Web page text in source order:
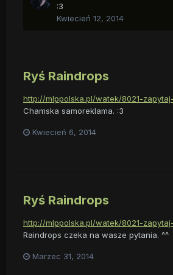
:3
Kwiecień 12, 2014
Ryś Raindrops
http://mlppolska.pl/watek/8021-
Chamska samoreklama. :3
Kwiecień 6, 2014
Ryś Raindrops
http://mlppolska.pl/watek/8021-
Raindrops czeka na wasze pytania. ^^
Marzec 31, 2014